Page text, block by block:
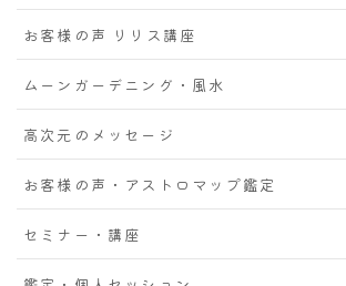
お客様の声 リリス講座
ムーンガーデニング・風水
高次元のメッセージ
お客様の声・アストロマップ鑑定
セミナー・講座